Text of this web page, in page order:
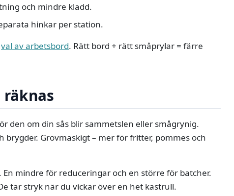
och mindre kladd.
hinkar per station.
val av arbetsbord. Rätt bord + rätt småprylar = färre
den om din sås blir sammetslen eller smågrynig.
brygder. Grovmaskigt – mer för fritter, pommes och
mindre för reduceringar och en större för batcher.
tar stryk när du vickar över en het kastrull.